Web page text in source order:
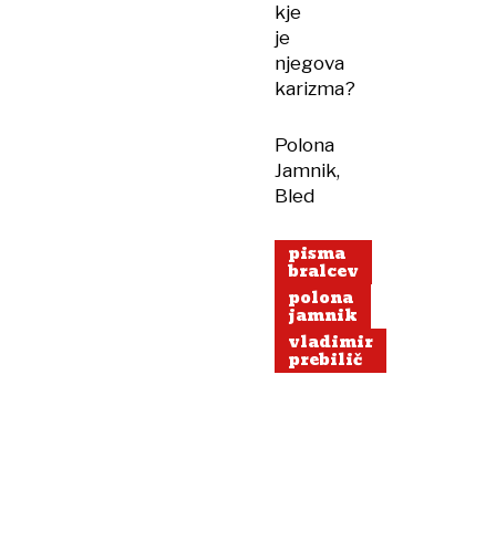
kje
je
njegova
karizma?
Polona
Jamnik,
Bled
pisma
bralcev
polona
jamnik
vladimir
prebilič